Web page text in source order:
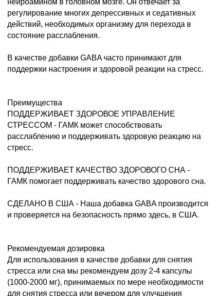
нейроамином в головном мозге. Он отвечает за
регулирование многих депрессивных и седативных
действий, необходимых организму для перехода в
состояние расслабления.
В качестве добавки GABA часто принимают для
поддержки настроения и здоровой реакции на стресс.
Преимущества
ПОДДЕРЖИВАЕТ ЗДОРОВОЕ УПРАВЛЕНИЕ
СТРЕССОМ - ГАМК может способствовать
расслаблению и поддерживать здоровую реакцию на
стресс.
ПОДДЕРЖИВАЕТ КАЧЕСТВО ЗДОРОВОГО СНА -
ГАМК помогает поддерживать качество здорового сна.
СДЕЛАНО В США - Наша добавка GABA производится
и проверяется на безопасность прямо здесь, в США.
Рекомендуемая дозировка
Для использования в качестве добавки для снятия
стресса или сна мы рекомендуем дозу 2-4 капсулы
(1000-2000 мг), принимаемых по мере необходимости
для снятия стресса или вечером для улучшения